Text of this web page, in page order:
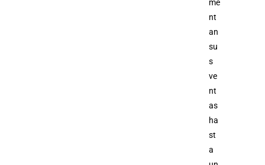
me
nt
an
su
s
ve
nt
as
ha
st
a